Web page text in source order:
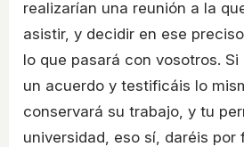
realizarían una reunión a la
asistir, y decidir en ese
lo que pasará con vosotros.
un acuerdo y testificáis lo
conservará su trabajo, y tu
universidad, eso sí, daréis por